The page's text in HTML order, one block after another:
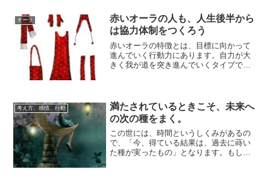
オーラ
赤いオーラの人も、人生後半から
は協力体制をつくろう
赤いオーラの特徴とは、目標に向かって
進んでいく行動力にあります。自力が大
きく我が道を突き進んでいくタイプで
考え方、感情、行動
満たされているときこそ、未来へ
の次の種をまく。
この世には、時間というしくみがあるの
で、「今、得ている結果は、過去に蒔い
た種が実ったもの」となります。もしも